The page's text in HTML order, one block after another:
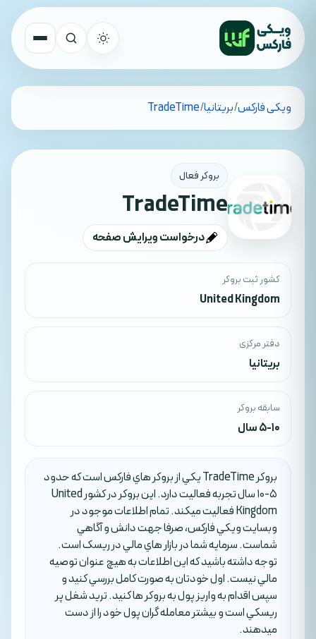
تمام کشورهاویکی فارکس/بریتانیا/
TradeTime
بروکر فعال
TradeTime
درخواست ویرایش صفحه
کشور ثبت بروکر
United Kingdom
دفتر مرکزی
بریتانیا
سابقه بروکر
5-10 سال
بروکر TradeTime يکي از بروکر هاي فارکس است که حدود
5-10 سال تجربه فعاليت دارد. اين بروکر در کشور United
Kingdom فعاليت ميکند. تمام اطلاعات موجود در
وبسايت ويکي فارکس، صرفا جهت دانش و آگاهي
شماست. سرمايه شما در بازار هاي مالي در ريسک است.
توجه داشته باشيد که اين اطلاعات به هيچ عنوان توصيه
مالي نيست. اول خودتان به صورت کامل بررسي کنيد و
سپس اقدام به واريز پول به بروکر ها کنيد. تريد شغل پر
ريسکي است و بيشتر معامله گران پول خود را از دست
ميدهند.